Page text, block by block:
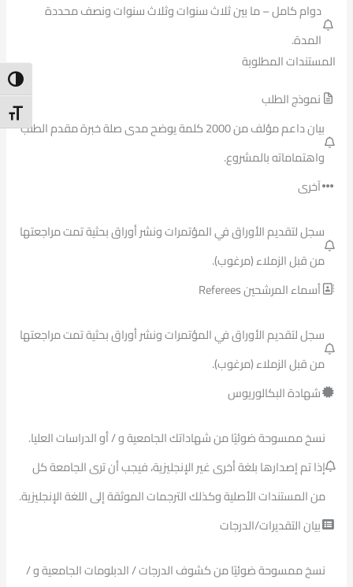
دوام كامل – ما بين ثلاث سنوات وثلاث سنوات ونصف محددة
المدة.
المستندات المطلوبة
نموذج الطلب
بيان داعم مؤلف من 2000 كلمة يوضح مدى صلة خبرة مقدم الطلب
واهتماماته بالمشروع.
آخرى
سجل لتقديم الأوراق في المؤتمرات ونشر أوراق بحثية تمت مراجعتها
من قبل الزملاء (مرغوب).
أسماء المرشحين Referees
سجل لتقديم الأوراق في المؤتمرات ونشر أوراق بحثية تمت مراجعتها
من قبل الزملاء (مرغوب).
شهادة البكالوريوس
نسخ ممسوحة ضوئيًا من شهاداتك الجامعية و / أو الدراسات العليا.
إذا تم إصدارها بلغة أخرى غير الإنجليزية، فيجب أن ترى الجامعة كل
من المستندات الأصلية وكذلك الترجمات الموثقة إلى اللغة الإنجليزية.
بيان التقديرات/الدرجات
نسخ ممسوحة ضوئيًا من كشوف الدرجات / الدبلومات الجامعية و /